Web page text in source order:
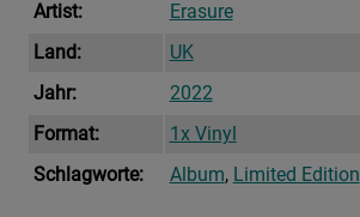
Artist:
Erasure
Land:
UK
Jahr:
2022
Format:
1x Vinyl
Schlagworte:
Album, Limited Edition